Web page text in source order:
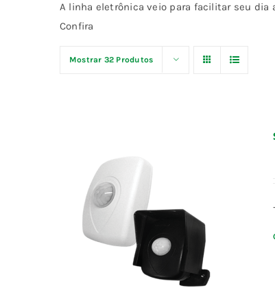
A linha eletrônica veio para facilitar seu
Confira
Mostrar 32 Produtos